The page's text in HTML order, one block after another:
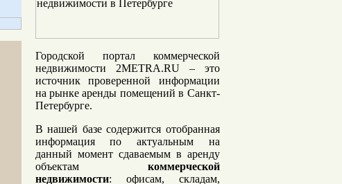
Городской портал коммерческой
недвижимости 2METRA.RU– это
источник проверенной информации
на рынке аренды помещений в Санкт-
Петербурге.
В нашей базе содержится отобранная
информация по актуальным на
данный момент сдаваемым в аренду
объектам коммерческой
недвижимости: офисам, складам,